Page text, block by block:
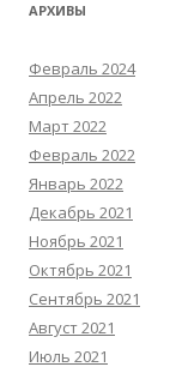
АРХИВЫ
Февраль 2024
Апрель 2022
Март 2022
Февраль 2022
Январь 2022
Декабрь 2021
Ноябрь 2021
Октябрь 2021
Сентябрь 2021
Август 2021
Июль 2021